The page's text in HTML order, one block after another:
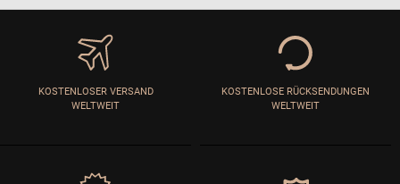
KOSTENLOSER VERSAND
WELTWEIT
KOSTENLOSE RÜCKSENDUNGEN
WELTWEIT